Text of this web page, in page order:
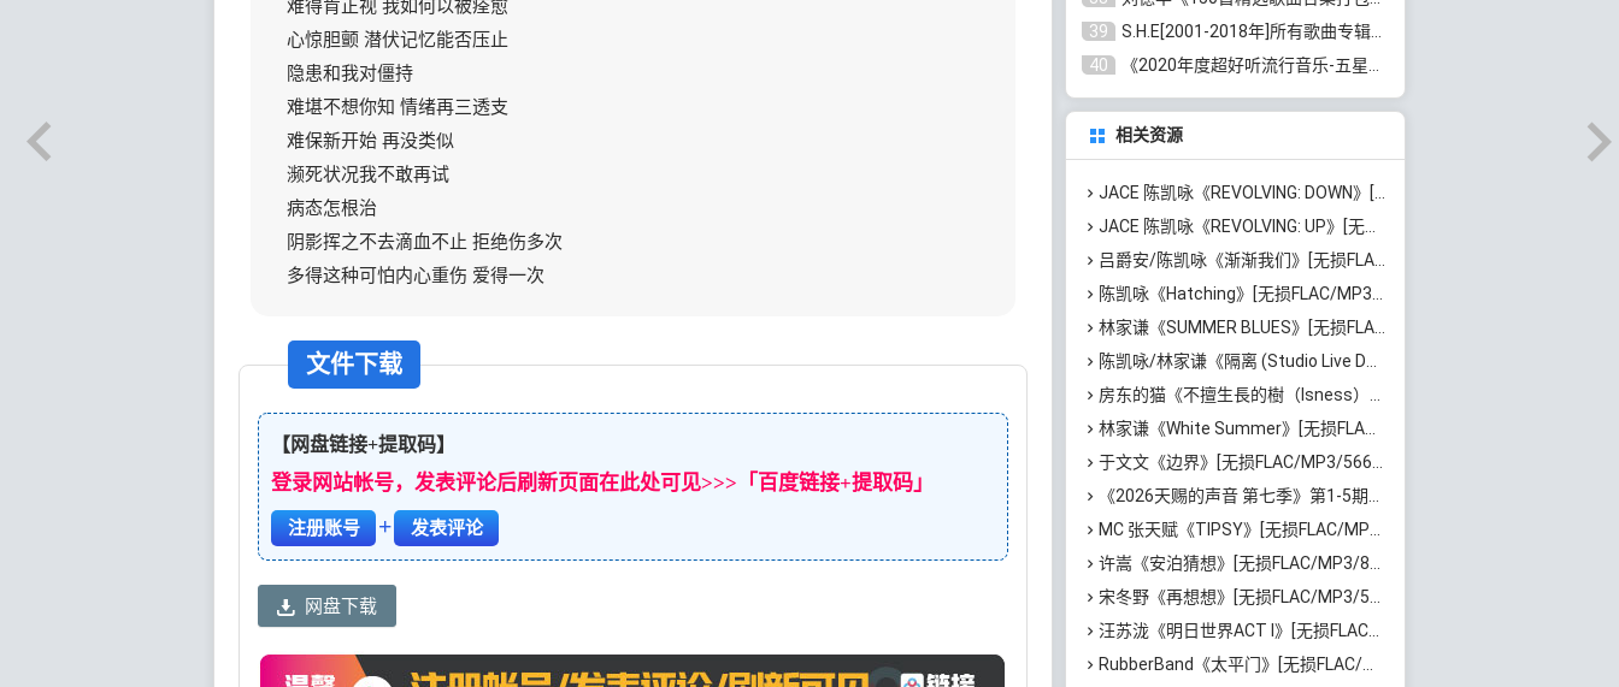
难得肯正视 我如何以被痊愈
心惊胆颤 潜伏记忆能否压止
隐患和我对僵持
难堪不想你知 情绪再三透支
难保新开始 再没类似
濒死状况我不敢再试
病态怎根治
阴影挥之不去滴血不止 拒绝伤多次
多得这种可怕内心重伤 爱得一次
文件下载
【网盘链接+提取码】
登录网站帐号，发表评论后刷新页面在此处可见>>>「百度链接+提取码」
注册账号 + 发表评论
网盘下载
39
S.H.E[2001-2018年]所有歌曲专辑打包[无损FLAC/MP3/16.05GB]百度云网盘下载
40
《2020年度超好听流行音乐-五星珍藏版10CD》[无损WAV/MP3/6.77GB]百度云网盘下载
相关资源
JACE 陈凯咏《REVOLVING: DOWN》[无损FLAC/MP3/391MB]百度云网盘下载
JACE 陈凯咏《REVOLVING: UP》[无损FLAC/MP3/366MB]百度云网盘下载
吕爵安/陈凯咏《渐渐我们》[无损FLAC/MP3/69MB]百度云网盘下载
陈凯咏《Hatching》[无损FLAC/MP3/251MB]百度云网盘下载
林家谦《SUMMER BLUES》[无损FLAC/MP3/2.81GB]百度云网盘下载
陈凯咏/林家谦《隔离 (Studio Live Duet)》[无损FLAC/MP3/76MB]百度云网盘下载
房东的猫《不擅生長的樹（Isness）》[无损FLAC/MP3/252MB]百度云网盘下载
林家谦《White Summer》[无损FLAC/MP3/1.81GB]百度云网盘下载
于文文《边界》[无损FLAC/MP3/566MB]百度云网盘下载
《2026天赐的声音 第七季》第1-5期歌曲[无损FLAC/MP3]百度云网盘下载
MC 张天赋《TIPSY》[无损FLAC/MP3/43MB]百度云网盘下载
许嵩《安泊猜想》[无损FLAC/MP3/801MB]百度云网盘下载
宋冬野《再想想》[无损FLAC/MP3/513MB]百度云网盘下载
汪苏泷《明日世界ACT I》[无损FLAC/MP3/861MB]百度云网盘下载
RubberBand《太平门》[无损FLAC/MP3/50MB]百度云网盘下载